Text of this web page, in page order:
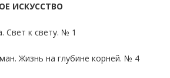
ИСКУССТВО
Свет к свету. № 1
Жизнь на глубине корней. № 4